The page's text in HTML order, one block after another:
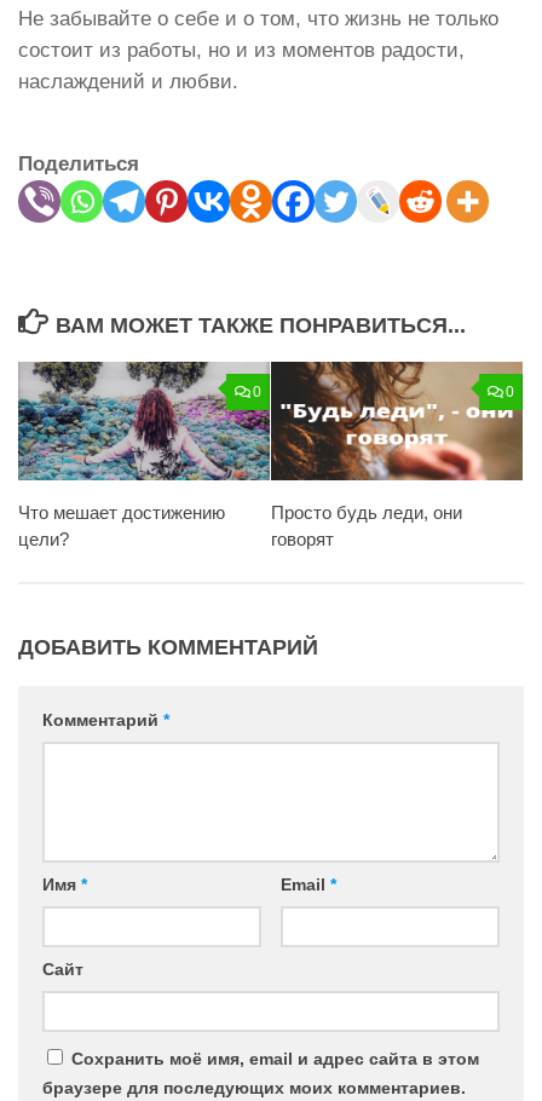
Не забывайте о себе и о том, что жизнь не только
состоит из работы, но и из моментов радости,
наслаждений и любви.
Поделиться
ВАМ МОЖЕТ ТАКЖЕ ПОНРАВИТЬСЯ...
0
Что мешает достижению
цели?
0
Просто будь леди, они
говорят
ДОБАВИТЬ КОММЕНТАРИЙ
Комментарий *
Имя * Email *
Сайт
Сохранить моё имя, email и адрес сайта в этом
браузере для последующих моих комментариев.